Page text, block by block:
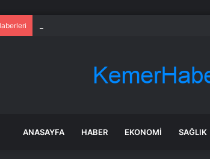
ANASAYFA HABER EKONOMI SAĞLIK